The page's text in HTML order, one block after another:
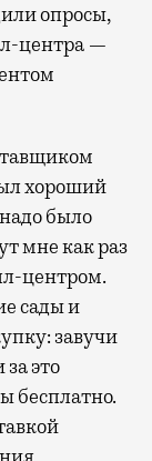
опросы,
центра —
хороший
было
мне как раз
центром.
сады и
завучи
это
бесплатно.